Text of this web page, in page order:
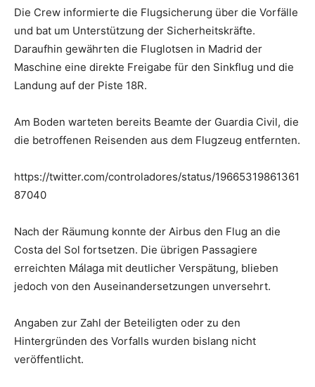
Die Crew informierte die Flugsicherung über die Vorfälle
und bat um Unterstützung der Sicherheitskräfte.
Daraufhin gewährten die Fluglotsen in Madrid der
Maschine eine direkte Freigabe für den Sinkflug und die
Landung auf der Piste 18R.
Am Boden warteten bereits Beamte der Guardia Civil, die
die betroffenen Reisenden aus dem Flugzeug entfernten.
https://twitter.com/controladores/status/19665319861361
87040
Nach der Räumung konnte der Airbus den Flug an die
Costa del Sol fortsetzen. Die übrigen Passagiere
erreichten Málaga mit deutlicher Verspätung, blieben
jedoch von den Auseinandersetzungen unversehrt.
Angaben zur Zahl der Beteiligten oder zu den
Hintergründen des Vorfalls wurden bislang nicht
veröffentlicht.